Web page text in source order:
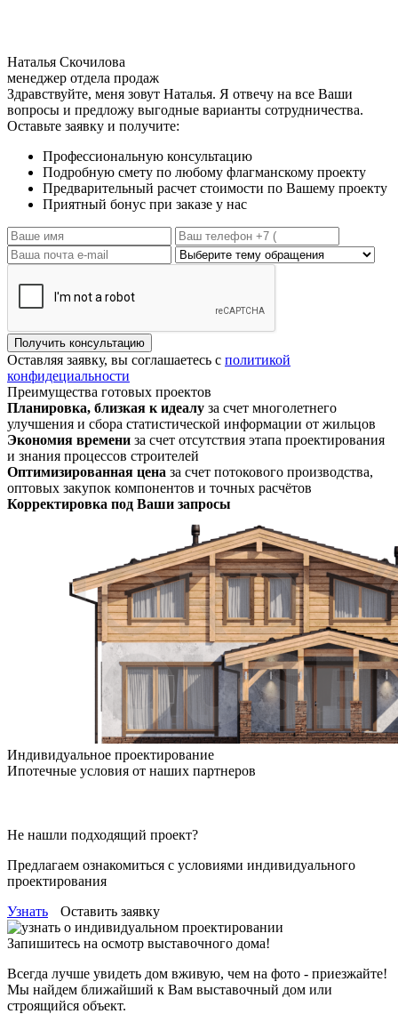
всю красоту и своеобразие природных
материалов.
Наталья Скочилова
менеджер отдела продаж
Здравствуйте, меня зовут Наталья. Я отвечу на все Ваши
вопросы и предложу выгодные варианты сотрудничества.
Оставьте заявку и получите:
Профессиональную консультацию
Подробную смету по любому флагманскому проекту
Предварительный расчет стоимости по Вашему проекту
Приятный бонус при заказе у нас
Получить консультацию
Оставляя заявку, вы соглашаетесь с политикой
конфидециальности
Преимущества готовых проектов
Планировка, близкая к идеалу за счет многолетнего
улучшения и сбора статистической информации от жильцов
Экономия времени за счет отсутствия этапа проектирования
и знания процессов строителей
Оптимизированная цена за счет потокового производства,
оптовых закупок компонентов и точных расчётов
Корректировка под Ваши запросы
Индивидуальное проектирование
Ипотечные условия от наших партнеров
Не нашли подходящий проект?
Предлагаем ознакомиться с условиями индивидуального
проектирования
Узнать
Оставить заявку
Запишитесь на осмотр выставочного дома!
Всегда лучше увидеть дом вживую, чем на фото - приезжайте!
Мы найдем ближайший к Вам выставочный дом или
строящийся объект.